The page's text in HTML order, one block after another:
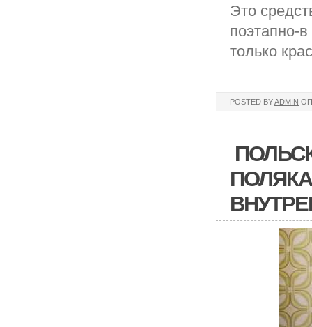
Это
поэтапно-
только
POSTED BYADMIN